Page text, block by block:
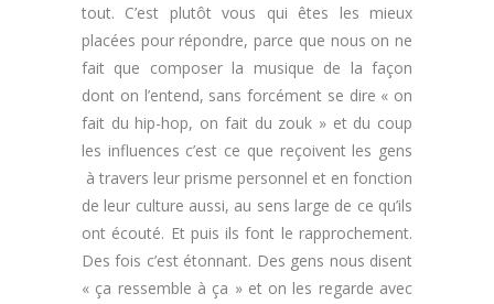
tout. C’est plutôt vous qui êtes les mieux
placées pour répondre, parce que nous on ne
fait que composer la musique de la façon
dont on l’entend, sans forcément se dire « on
fait du hip-hop, on fait du zouk » et du coup
les influences c’est ce que reçoivent les gens
à travers leur prisme personnel et en fonction
de leur culture aussi, au sens large de ce qu’ils
ont écouté. Et puis ils font le rapprochement.
Des fois c’est étonnant. Des gens nous disent
« ça ressemble à ça » et on les regarde avec